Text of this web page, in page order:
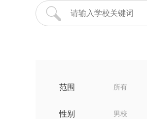
范围 所有
性别 男校